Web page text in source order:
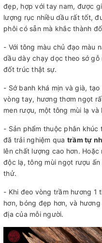
đẹp, hợp với tay nam, được
lượng rục nhiều dầu rất tốt,
phôi có sẵn mà khắc thành
- Với tông màu chủ đạo màu
dầu dày chạy dọc theo sớ
đốt trúc thật sự.
- Sớ banh khá mịn và già,
vòng tay, hương thơm ngọt
men rượu, một tông mùi lạ
- Sản phẩm thuộc phân
đã trải nghiệm qua trầm tự
lên chất lượng cao hơn.
độc lạ, tông mùi ngọt rượu
thử.
- Khi đeo vòng trầm hương 1
hơn, bóng đẹp hơn, và
địa của mỗi người.